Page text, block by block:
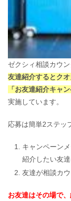
ゼクシィ相談カウ
友達紹介するとク
「お友達紹介キャン
実施しています。
応募は簡単2ステッ
キャンペーン
紹介したい友
友達が相談カ
お友達はその場で